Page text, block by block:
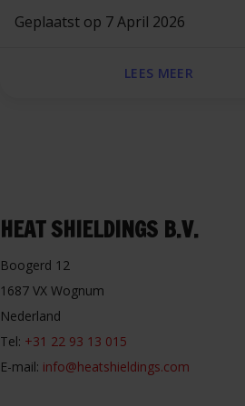
Geplaatst op 7 April 2026
LEES MEER
HEAT SHIELDINGS B.V.
Boogerd 12
1687 VX Wognum
Nederland
Tel: +31 22 93 13 015
E-mail: info@heatshieldings.com